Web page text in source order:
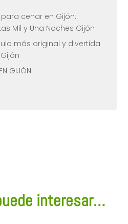
cenar en Gijón:
Mil y Una Noches Gijón
más original y divertida
GIJÓN
interesar…